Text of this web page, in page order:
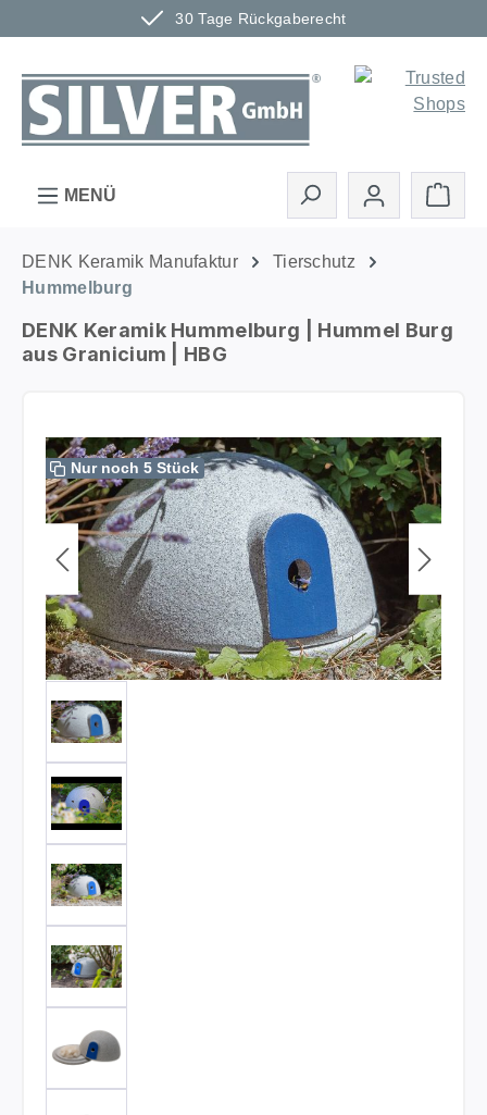
30 Tage Rückgaberecht
Zum Hauptinhalt springen
MENÜ
DENK Keramik Manufaktur
Tierschutz
Hummelburg
DENK Keramik Hummelburg | Hummel Burg
aus Granicium | HBG
Bildergalerie überspringen
Nur noch 5 Stück